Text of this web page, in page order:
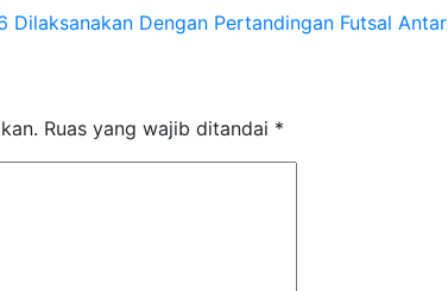
Dilaksanakan Dengan Pertandingan Futsal Antar
Ruas yang wajib ditandai *